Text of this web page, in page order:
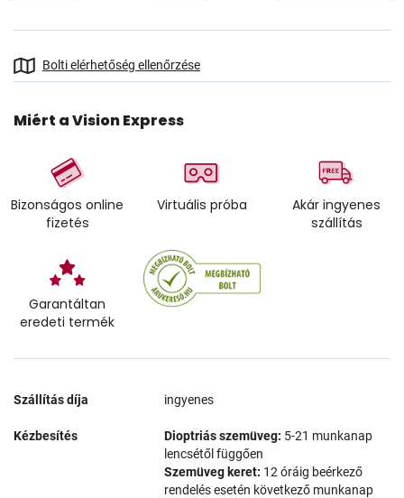
Bolti elérhetőség ellenőrzése
Miért a Vision Express
Bizonságos online
fizetés
Virtuális próba
Akár ingyenes
szállítás
Garantáltan
eredeti termék
Szállítás díja ingyenes
Kézbesítés Dioptriás szemüveg: 5-21 munkanap
lencsétől függően
Szemüveg keret: 12 óráig beérkező
rendelés esetén következő munkanap